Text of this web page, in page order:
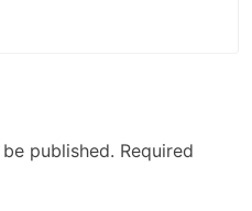
published. Required